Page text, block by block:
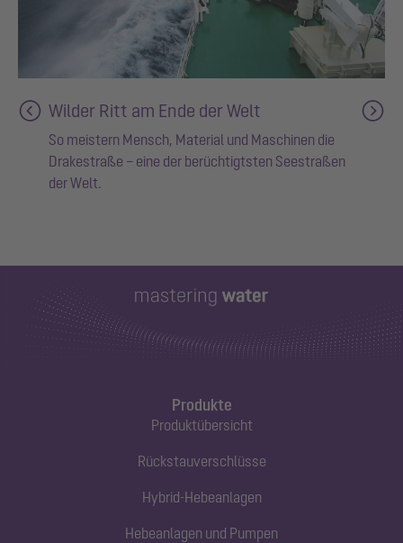
Wilder Ritt am Ende der Welt
So meistern Mensch, Material und Maschinen die
Drakestraße – eine der berüchtigtsten Seestraßen
der Welt.
Produkte
Produktübersicht
Rückstauverschlüsse
Hybrid-Hebeanlagen
Hebeanlagen und Pumpen